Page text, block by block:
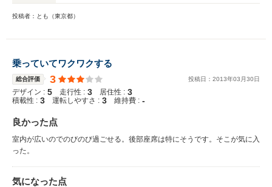
投稿者：とも（東京都）
乗っていてワクワクする
総合評価 3 投稿日： 2013年03 月30日
デザイン : 5 走行性 : 3 居住性 : 3
積載性 : 3 運転しやすさ : 3 維持費 : -
良かった点
室内が広いのでのびのび過ごせる。後部座席は特にそうです。そこが気に入
った。
気になった点